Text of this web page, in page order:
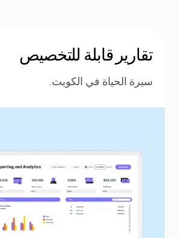
تقارير قابلة للتخصيص
سيرة الحياة في الكويت.